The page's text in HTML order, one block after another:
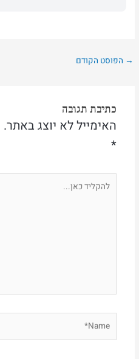
→ הפוסט הקודם
כתיבת תגובה
האימייל לא יוצג באתר.
*
כאן...
Name*